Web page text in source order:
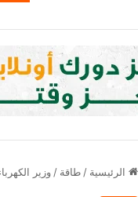
الرئيسية / طاقة / وزير الكهرباء: 18 ألف ميجاوات قدرات متجددة مستهدفة